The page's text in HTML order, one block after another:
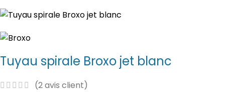
Tuyau spirale Broxo jet blanc
(2avis client)